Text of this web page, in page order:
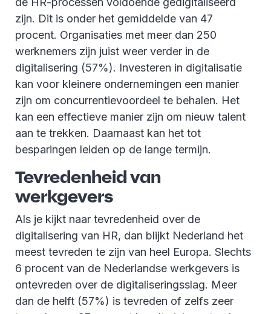
zijn. Dit is onder het gemiddelde van 47
procent. Organisaties met meer dan 250
werknemers zijn juist weer verder in de
digitalisering (57%). Investeren in digitalisatie
kan voor kleinere ondernemingen een manier
zijn om concurrentievoordeel te behalen. Het
kan een effectieve manier zijn om nieuw talent
aan te trekken. Daarnaast kan het tot
besparingen leiden op de lange termijn.
Tevredenheid van
werkgevers
Als je kijkt naar tevredenheid over de
digitalisering van HR, dan blijkt Nederland het
meest tevreden te zijn van heel Europa. Slechts
6 procent van de Nederlandse werkgevers is
ontevreden over de digitaliseringsslag. Meer
dan de helft (57%) is tevreden of zelfs zeer